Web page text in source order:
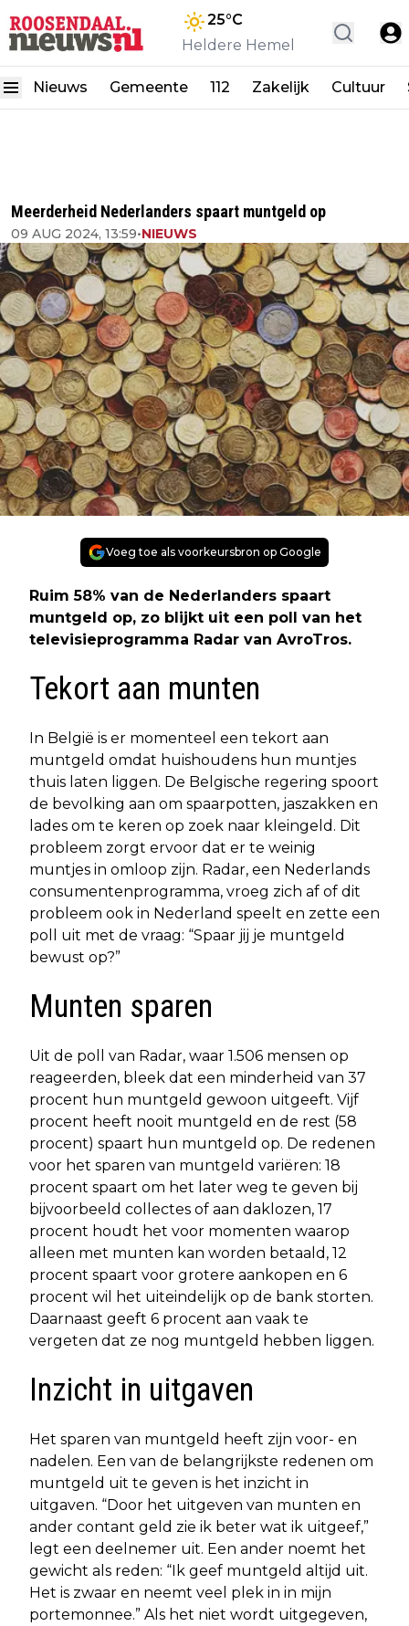
25°C
Heldere Hemel
Nieuws Gemeente 112 Zakelijk Cultuur
Meerderheid Nederlanders spaart muntgeld op
09 AUG 2024, 13:59•NIEUWS
Voeg toe als voorkeursbron op Google
Ruim 58% van de Nederlanders spaart
muntgeld op, zo blijkt uit een poll van het
televisieprogramma Radar van AvroTros.
Tekort aan munten
In België is er momenteel een tekort aan
muntgeld omdat huishoudens hun muntjes
thuis laten liggen. De Belgische regering spoort
de bevolking aan om spaarpotten, jaszakken en
lades om te keren op zoek naar kleingeld. Dit
probleem zorgt ervoor dat er te weinig
muntjes in omloop zijn. Radar, een Nederlands
consumentenprogramma, vroeg zich af of dit
probleem ook in Nederland speelt en zette een
poll uit met de vraag: “Spaar jij je muntgeld
bewust op?”
Munten sparen
Uit de poll van Radar, waar 1.506 mensen op
reageerden, bleek dat een minderheid van 37
procent hun muntgeld gewoon uitgeeft. Vijf
procent heeft nooit muntgeld en de rest (58
procent) spaart hun muntgeld op. De redenen
voor het sparen van muntgeld variëren: 18
procent spaart om het later weg te geven bij
bijvoorbeeld collectes of aan daklozen, 17
procent houdt het voor momenten waarop
alleen met munten kan worden betaald, 12
procent spaart voor grotere aankopen en 6
procent wil het uiteindelijk op de bank storten.
Daarnaast geeft 6 procent aan vaak te
vergeten dat ze nog muntgeld hebben liggen.
Inzicht in uitgaven
Het sparen van muntgeld heeft zijn voor- en
nadelen. Een van de belangrijkste redenen om
muntgeld uit te geven is het inzicht in
uitgaven. “Door het uitgeven van munten en
ander contant geld zie ik beter wat ik uitgeef,”
legt een deelnemer uit. Een ander noemt het
gewicht als reden: “Ik geef muntgeld altijd uit.
Het is zwaar en neemt veel plek in in mijn
portemonnee.” Als het niet wordt uitgegeven,